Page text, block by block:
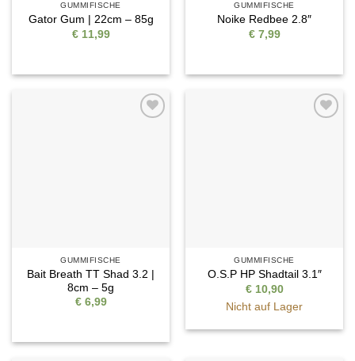
GUMMIFISCHE
Gator Gum | 22cm – 85g
€11,99
GUMMIFISCHE
Noike Redbee 2.8″
€7,99
GUMMIFISCHE
Bait Breath TT Shad 3.2 |
8cm – 5g
€6,99
GUMMIFISCHE
O.S.P HP Shadtail 3.1″
€10,90
Nicht auf Lager